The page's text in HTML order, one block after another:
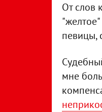
От слов
певицы,
мне